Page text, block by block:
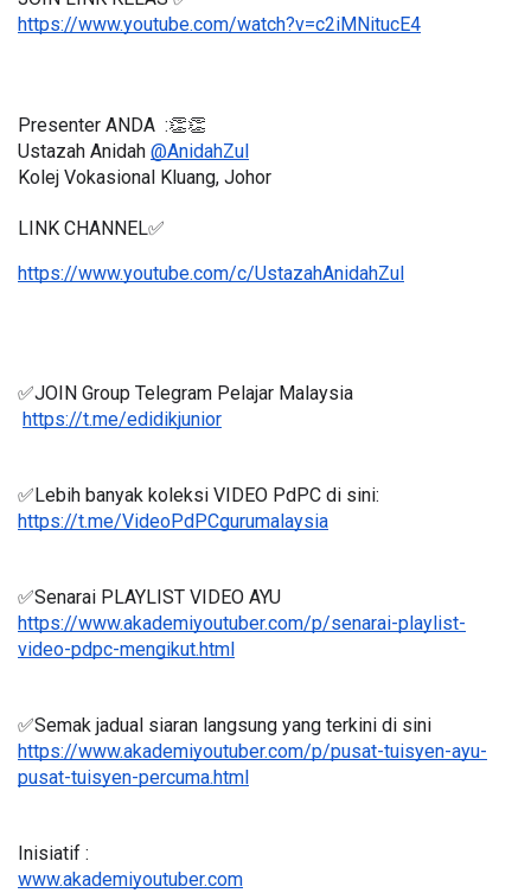
https://www.youtube.com/watch?v=c2iMNitucE4
Presenter ANDA  :👏👏
Ustazah Anidah @AnidahZul
Kolej Vokasional Kluang, Johor
LINK CHANNEL✅
https://www.youtube.com/c/UstazahAnidahZul
✅JOIN Group Telegram Pelajar Malaysia
https://t.me/edidikjunior
✅Lebih banyak koleksi VIDEO PdPC di sini:
https://t.me/VideoPdPCgurumalaysia
✅Senarai PLAYLIST VIDEO AYU
https://www.akademiyoutuber.com/p/senarai-playlist-
video-pdpc-mengikut.html
✅Semak jadual siaran langsung yang terkini di sini
https://www.akademiyoutuber.com/p/pusat-tuisyen-ayu-
pusat-tuisyen-percuma.html
Inisiatif :
www.akademiyoutuber.com